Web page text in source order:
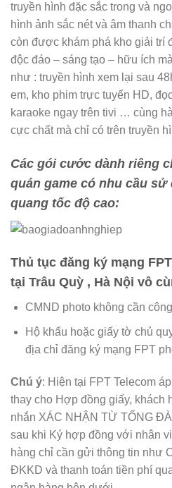
truyền hình đặc sắc trong và
hình ảnh sắc nét và âm thanh
còn được khám phá kho giải trí
độc đáo – sáng tạo – hữu ích
như : truyền hình xem lại sau
em, kho phim trực tuyến HD,
karaoke ngay trên tivi … cùng
cực chất mà chỉ có trên truyền
Các gói cước dành riêng
quán game có nhu cầu sử
quang tốc độ cao:
Thủ tục đăng ký mạng
tại Trâu Quỳ , Hà Nội vô
CMND photo không cần
Hộ khẩu hoặc giấy tờ chủ
địa chỉ đăng ký mạng FPT
Chú ý: Hiện tại FPT Telecom
thay cho Hợp đồng giấy, khách
nhắn XÁC NHẬN TỪ TỔNG
sau khi Ký hợp đồng với nhân
hàng chỉ cần gửi thông tin như
ĐKKD và thanh toán tiền phí